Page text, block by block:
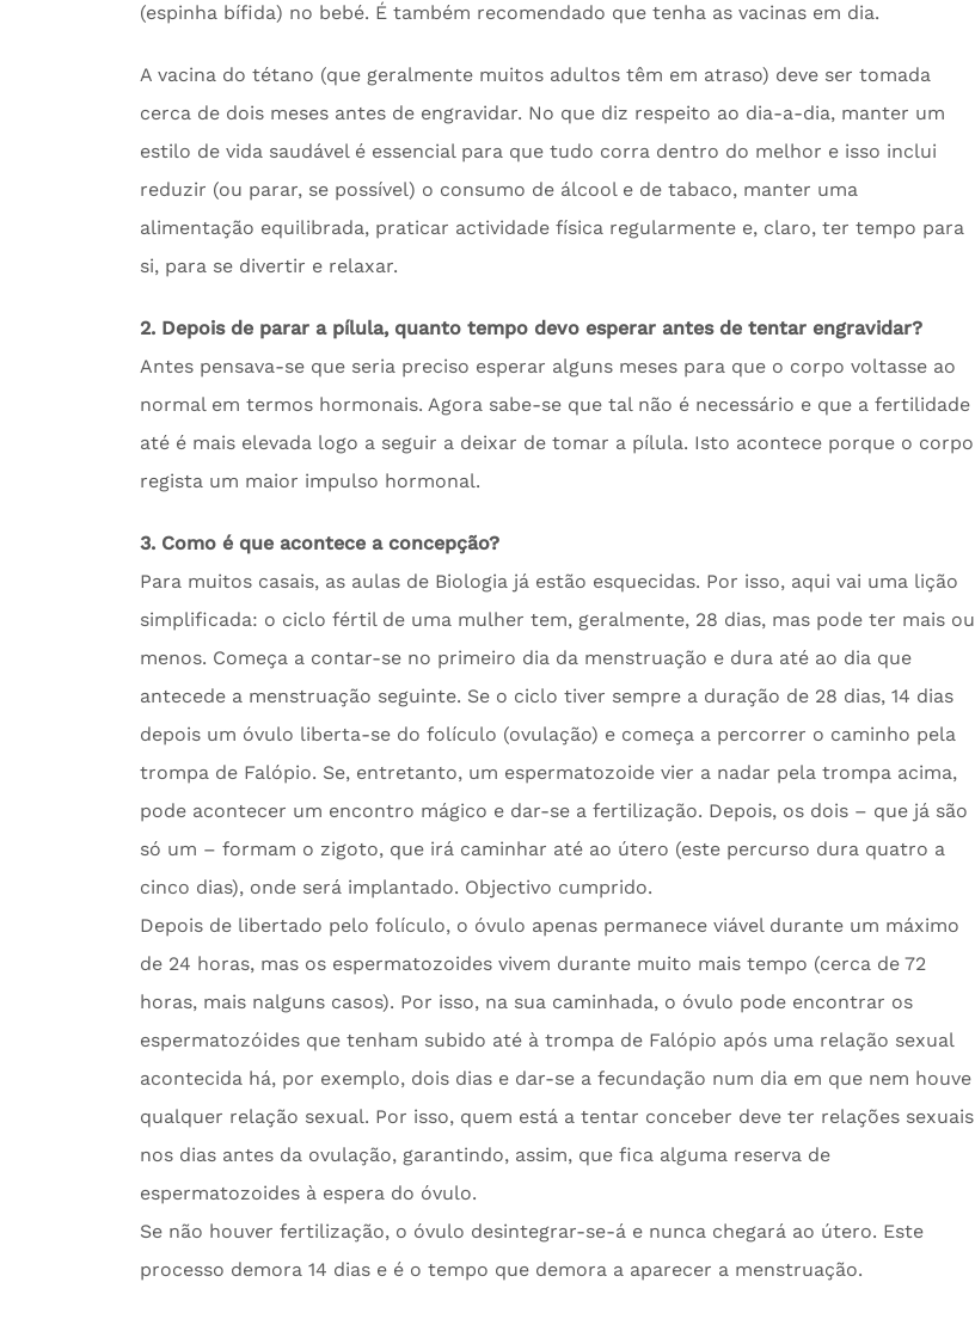
(espinha bífida) no bebé. É também recomendado que tenha as vacinas em dia.
A vacina do tétano (que geralmente muitos adultos têm em atraso) deve ser tomada
cerca de dois meses antes de engravidar. No que diz respeito ao dia-a-dia, manter um
estilo de vida saudável é essencial para que tudo corra dentro do melhor e isso inclui
reduzir (ou parar, se possível) o consumo de álcool e de tabaco, manter uma
alimentação equilibrada, praticar actividade física regularmente e, claro, ter tempo para
si, para se divertir e relaxar.
2. Depois de parar a pílula, quanto tempo devo esperar antes de tentar engravidar?
Antes pensava-se que seria preciso esperar alguns meses para que o corpo voltasse ao
normal em termos hormonais. Agora sabe-se que tal não é necessário e que a fertilidade
até é mais elevada logo a seguir a deixar de tomar a pílula. Isto acontece porque o corpo
regista um maior impulso hormonal.
3. Como é que acontece a concepção?
Para muitos casais, as aulas de Biologia já estão esquecidas. Por isso, aqui vai uma lição
simplificada: o ciclo fértil de uma mulher tem, geralmente, 28 dias, mas pode ter mais ou
menos. Começa a contar-se no primeiro dia da menstruação e dura até ao dia que
antecede a menstruação seguinte. Se o ciclo tiver sempre a duração de 28 dias, 14 dias
depois um óvulo liberta-se do folículo (ovulação) e começa a percorrer o caminho pela
trompa de Falópio. Se, entretanto, um espermatozoide vier a nadar pela trompa acima,
pode acontecer um encontro mágico e dar-se a fertilização. Depois, os dois – que já são
só um – formam o zigoto, que irá caminhar até ao útero (este percurso dura quatro a
cinco dias), onde será implantado. Objectivo cumprido.
Depois de libertado pelo folículo, o óvulo apenas permanece viável durante um máximo
de 24 horas, mas os espermatozoides vivem durante muito mais tempo (cerca de 72
horas, mais nalguns casos). Por isso, na sua caminhada, o óvulo pode encontrar os
espermatozóides que tenham subido até à trompa de Falópio após uma relação sexual
acontecida há, por exemplo, dois dias e dar-se a fecundação num dia em que nem houve
qualquer relação sexual. Por isso, quem está a tentar conceber deve ter relações sexuais
nos dias antes da ovulação, garantindo, assim, que fica alguma reserva de
espermatozoides à espera do óvulo.
Se não houver fertilização, o óvulo desintegrar-se-á e nunca chegará ao útero. Este
processo demora 14 dias e é o tempo que demora a aparecer a menstruação.